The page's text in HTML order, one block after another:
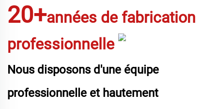
20+années de fabrication
professionnelle
Nous disposons d'une équipe
professionnelle et hautement